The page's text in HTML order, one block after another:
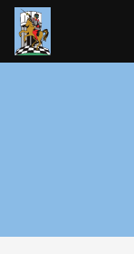
Siirry
sisältöön